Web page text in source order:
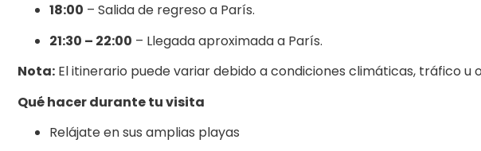
18:00 – Salida de regreso a París.
21:30 – 22:00 – Llegada aproximada a París.
Nota: El itinerario puede variar debido a condiciones climáticas, tráfico
Qué hacer durante tu visita
Relájate en sus amplias playas